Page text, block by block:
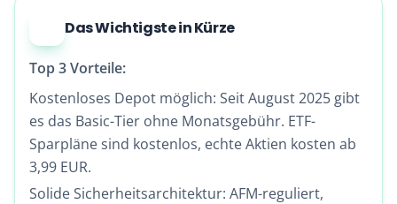
Das Wichtigste in Kürze
Top 3 Vorteile:
Kostenloses Depot möglich: Seit August 2025 gibt
es das Basic-Tier ohne Monatsgebühr. ETF-
Sparpläne sind kostenlos, echte Aktien kosten ab
3,99 EUR.
Solide Sicherheitsarchitektur: AFM-reguliert,